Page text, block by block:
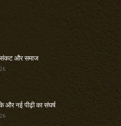
और समाज
और नई पीढ़ी का संघर्ष